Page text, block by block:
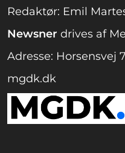
Redaktør: Emil
Newsner drives af
Adresse: Horsensvej
mgdk.dk